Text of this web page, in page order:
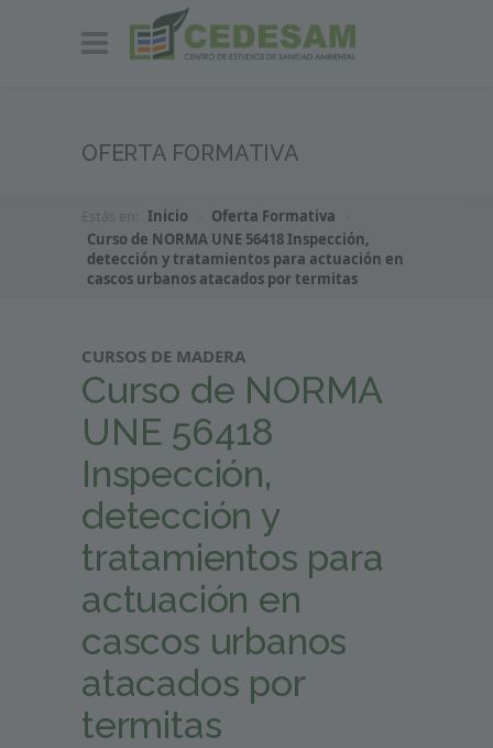
OFERTA FORMATIVA
Inicio
Oferta Formativa
Curso de NORMA UNE 56418 Inspección,
detección y tratamientos para actuación en
cascos urbanos atacados por termitas
CURSOS DE MADERA
Curso de NORMA
UNE 56418
Inspección,
detección y
tratamientos para
actuación en
cascos urbanos
atacados por
termitas